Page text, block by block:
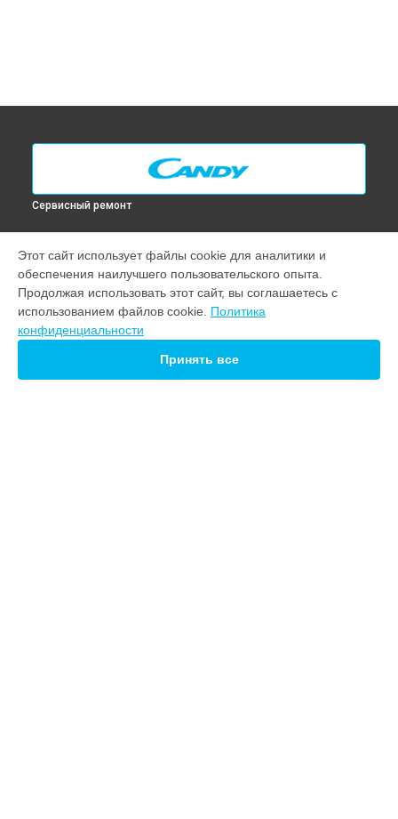
Сервисный ремонт
Варочная панель
Водонагреватель
Духовой шкаф
Кухонная плита
Посудомоечная машина
Этот сайт использует файлы cookie для аналитики и
обеспечения наилучшего пользовательского опыта.
Продолжая использовать этот сайт, вы соглашаетесь с
использованием файлов cookie. Политика
конфиденциальности
Принять все